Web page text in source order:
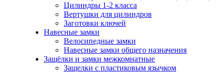
Цилиндры 1-2 класса
Вертушки для цилиндров
Заготовки ключей
Навесные замки
Велосипедные замки
Навесные замки общего назначения
Защёлки и замки межкомнатные
Защелки с пластиковым язычком